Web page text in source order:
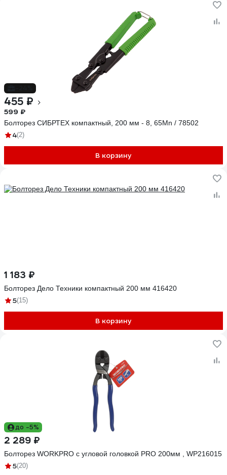
455 ₽
599 ₽
Болторез СИБРТЕХ компактный, 200 мм - 8, 65Mn / 78502
4(2)
В корзину
1 183 ₽
Болторез Дело Техники компактный 200 мм 416420
5(15)
В корзину
до -5%
2 289 ₽
Болторез WORKPRO с угловой головкой PRO 200мм , WP216015
5(20)